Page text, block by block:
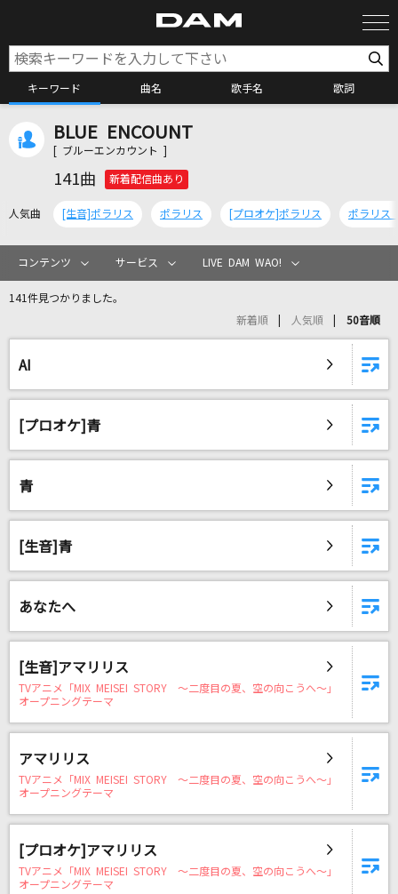
キーワード 曲名 歌手名 歌詞
カラオケ検索
カラオケリクエスト
風と町
Mrs. GREEN APPLE
玉置成実
[生音]島人ぬ宝
望郷夜風
杜このみ
曖昧劣情Lover
koyori(電ポルP) feat.flower
松任谷由実(荒井由実)
残響散歌
MOTTO
BLUE ENCOUNT
[ ブルーエンカウント ]
141曲 新着配信曲あり
人気曲 [生音]ポラリス ポラリス [プロオケ]ポラリス
コンテンツ サービス LIVE DAM WAO!
141件見つかりました。
新着順 人気順 50音順
AI
[プロオケ]青
青
[生音]青
あなたへ
[生音]アマリリス
TVアニメ「MIX MEISEI STORY ～二度目の夏、空の向こうへ～」
オープニングテーマ
アマリリス
TVアニメ「MIX MEISEI STORY ～二度目の夏、空の向こうへ～」
オープニングテーマ
[プロオケ]アマリリス
TVアニメ「MIX MEISEI STORY ～二度目の夏、空の向こうへ～」
オープニングテーマ